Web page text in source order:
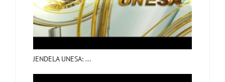
JENDELA UNESA: ...